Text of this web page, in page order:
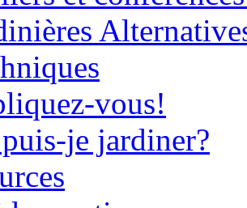
vous!
je jardiner?